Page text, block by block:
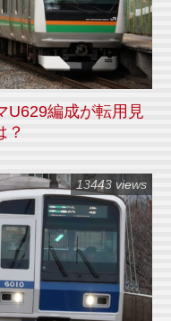
U629編成が転用見
？
13443 views